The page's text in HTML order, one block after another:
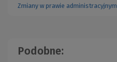
Zmiany w prawie administracyjnym
Podobne: